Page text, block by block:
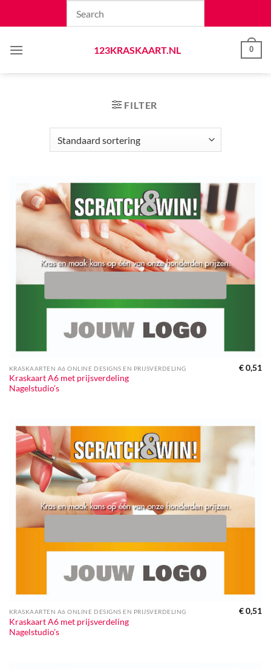
123KRASKAART.NL
0
FILTER
KRASKAARTEN A6 ONLINE DESIGNS EN PRIJSVERDELING
Kraskaart A6 met prijsverdeling
Nagelstudio’s
€0,51
KRASKAARTEN A6 ONLINE DESIGNS EN PRIJSVERDELING
Kraskaart A6 met prijsverdeling
Nagelstudio’s
€0,51